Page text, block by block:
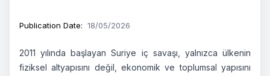
Publication Date: 18/05/2026
2011 yılında başlayan Suriye iç savaşı, yalnızca ülkenin
fiziksel altyapısını değil, ekonomik ve toplumsal yapısını